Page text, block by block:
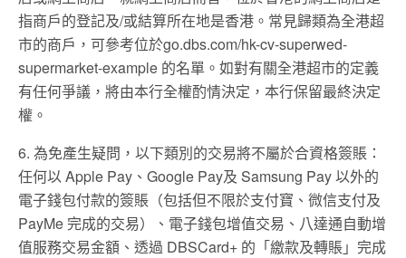
指商戶的登記及/或結算所在地是香港。常見歸類為全港超
市的商戶，可參考位於go.dbs.com/hk-cv-superwed-
supermarket-example 的名單。如對有關全港超市的定義
有任何爭議，將由本行全權酌情決定，本行保留最終決定
權。
6. 為免產生疑問，以下類別的交易將不屬於合資格簽賬：
任何以 Apple Pay、Google Pay及 Samsung Pay 以外的
電子錢包付款的簽賬（包括但不限於支付寶、微信支付及
PayMe 完成的交易）、電子錢包增值交易、八達通自動增
值服務交易金額、透過 DBSCard+ 的「繳款及轉賬」完成